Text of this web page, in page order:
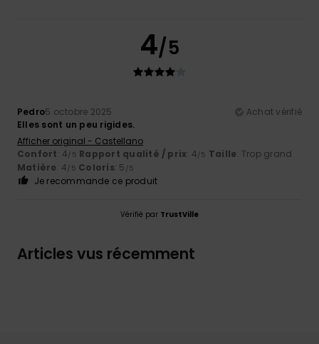
4/5
Pedro5 octobre 2025
Achat vérifié
Elles sont un peu rigides.
Afficher original - Castellano
Confort: 4/5 Rapport qualité / prix: 4/5 Taille: Trop grand
Matière: 4/5 Coloris: 5 /5
Je recommande ce produit
Vérifié par TrustVille
Articles vus récemment